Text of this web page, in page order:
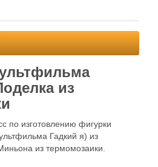
из
по изготовлению фигурки
Гадкий я) из
из термомозаики.